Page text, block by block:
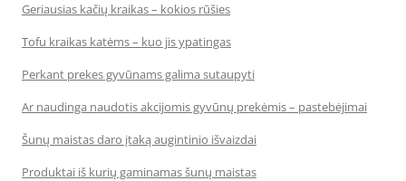
Geriausias kačių kraikas – kokios rūšies
Tofu kraikas katėms – kuo jis ypatingas
Perkant prekes gyvūnams galima sutaupyti
Ar naudinga naudotis akcijomis gyvūnų prekėmis – pastebėjimai
Šunų maistas daro įtaką augintinio išvaizdai
Produktai iš kurių gaminamas šunų maistas